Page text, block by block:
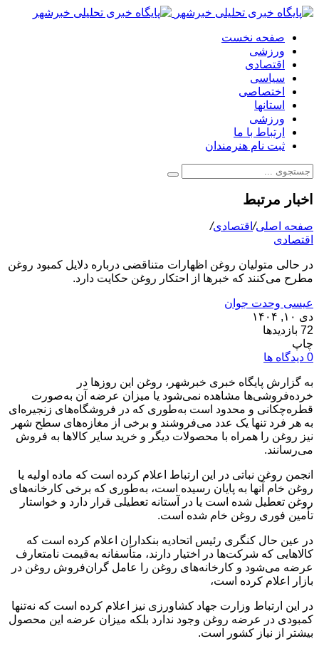
صفحه نخست
ورزشی
اقتصادی
سیاسی
اختصاصی
استانها
ورزشی
ارتباط با ما
ثبت نام هنرمندان
اخبار مرتبط
صفحه اصلی/اقتصادی/
اقتصادی
در حالی متولیان روغن اظهارات متناقضی درباره دلایل کمبود روغن
مطرح می‌کنند که خبرها از احتکار روغن حکایت دارد.
عیسی وحدت جوان
دی ۱۰, ۱۴۰۴
72 بازدیدها
چاپ
0 دیدگاه ها
به گزارش پایگاه خبری خبرشهر، روغن این روزها در
خرده‌فروشی‌ها مشاهده نمی‌شود یا میزان عرضه آن به‌صورت
قطره‌چکانی و محدود است به‌طوری که در فروشگاه‌های زنجیره‌ای
به هر فرد تنها یک عدد می‌فروشند و برخی از مغازه‌های سطح شهر
نیز روغن را همراه با محصولات دیگر و خرید سایر کالاها به فروش
می‌رسانند.
انجمن روغن نباتی در این ارتباط اعلام کرده است که ماده اولیه یا
روغن خام آنها به پایان رسیده است، به‌طوری که برخی کارخانه‌های
روغن تعطیل شده است یا در آستانه تعطیلی قرار دارد و خواستار
تأمین فوری روغن خام شده است.
در عین حال کنگری رئیس اتحادیه بنکداران اعلام کرده است که
کالاهایی که شرکت‌ها در اختیار دارند، متأسفانه به‌قیمت نامتعارف
عرضه می‌شود و کارخانه‌های روغن را عامل گران‌فروش روغن در
بازار اعلام کرده است،
در این ارتباط وزارت جهاد کشاورزی نیز اعلام کرده است که نه‌تنها
کمبودی در عرضه روغن وجود ندارد بلکه میزان عرضه این محصول
بیشتر از نیاز کشور است.